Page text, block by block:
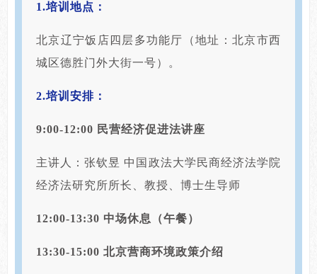
1.培训地点：
北京辽宁饭店四层多功能厅（地址：北京市西
城区德胜门外大街一号）。
2.培训安排：
9:00-12:00 民营经济促进法讲座
主讲人：张钦昱 中国政法大学民商经济法学院
经济法研究所所长、教授、博士生导师
12:00-13:30 中场休息（午餐）
13:30-15:00 北京营商环境政策介绍